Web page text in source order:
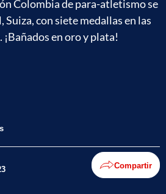
Colombia de para-atletismo se
con siete medallas en las
en oro y plata!
Compartir